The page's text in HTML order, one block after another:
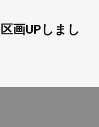
画UPしまし